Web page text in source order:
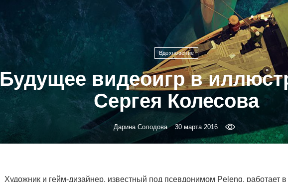
Вдохновение
Будущее видеоигр в
Сергея Колесова
Дарина Солодова 30 марта 2016
Художник и гейм-дизайнер, известный под псевдонимом Peleng, работает в